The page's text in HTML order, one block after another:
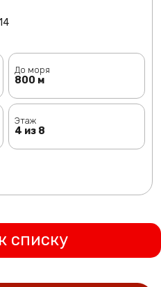
До моря
800 м
Этаж
4 из 8
списку